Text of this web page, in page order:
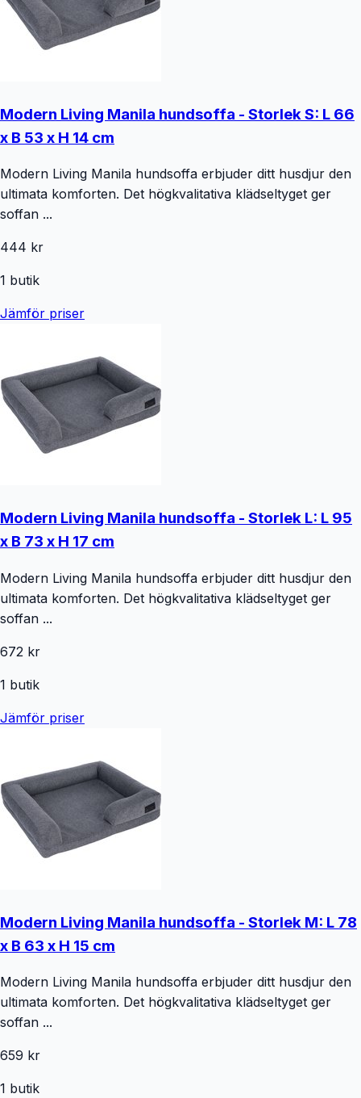
Modern Living Manila hundsoffa - Storlek S: L 66
x B 53 x H 14 cm
Modern Living Manila hundsoffa erbjuder ditt husdjur den
ultimata komforten. Det högkvalitativa klädseltyget ger
soffan ...
444 kr
1 butik
Jämför priser
Modern Living Manila hundsoffa - Storlek L: L 95
x B 73 x H 17 cm
Modern Living Manila hundsoffa erbjuder ditt husdjur den
ultimata komforten. Det högkvalitativa klädseltyget ger
soffan ...
672 kr
1 butik
Jämför priser
Modern Living Manila hundsoffa - Storlek M: L 78
x B 63 x H 15 cm
Modern Living Manila hundsoffa erbjuder ditt husdjur den
ultimata komforten. Det högkvalitativa klädseltyget ger
soffan ...
659 kr
1 butik